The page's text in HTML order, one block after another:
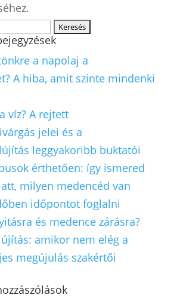
a napolaj a
A hiba, amit szinte mindenki
víz? A rejtett
jelei és a
leggyakoribb buktatói
érthetően: így ismered
milyen medencéd van
időpontot foglalni
és medence zárásra?
amikor nem elég a
megújulás szakértői